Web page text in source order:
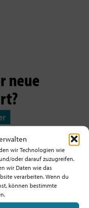
wir Technologien wie
oder darauf zuzugreifen.
wir Daten wie das
verarbeiten. Wenn du
können bestimmte
neue
bleiben?